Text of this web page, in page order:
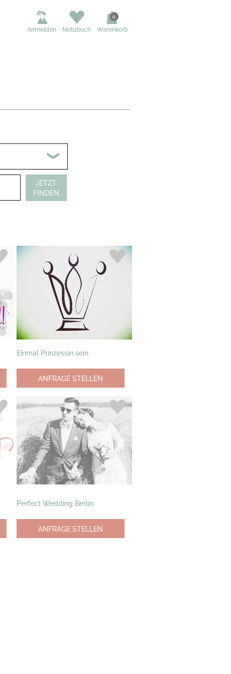
Warenkorb
0
Notizbuch
Anmelden
JETZT
FINDEN
Einmal Prinzessin sein
ANFRAGE STELLEN
Perfect Wedding Berlin
ANFRAGE STELLEN